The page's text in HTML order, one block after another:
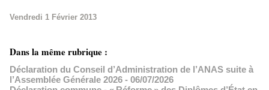
Vendredi 1 Février 2013
Dans la même rubrique :
Déclaration du Conseil d’Administration de l’ANAS suite à
l’Assemblée Générale 2026 - 06/07/2026